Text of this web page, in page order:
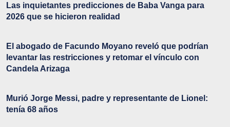
Las inquietantes predicciones de Baba Vanga para
2026 que se hicieron realidad
El abogado de Facundo Moyano reveló que podrían
levantar las restricciones y retomar el vínculo con
Candela Arizaga
Murió Jorge Messi, padre y representante de Lionel:
tenía 68 años